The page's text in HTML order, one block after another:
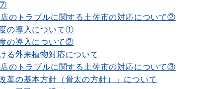
⑦
のトラブルに関する土佐市の対応について②
の導入について①
の導入について②
る外来植物対応について
のトラブルに関する土佐市の対応について③
革の基本方針（骨太の方針）」について